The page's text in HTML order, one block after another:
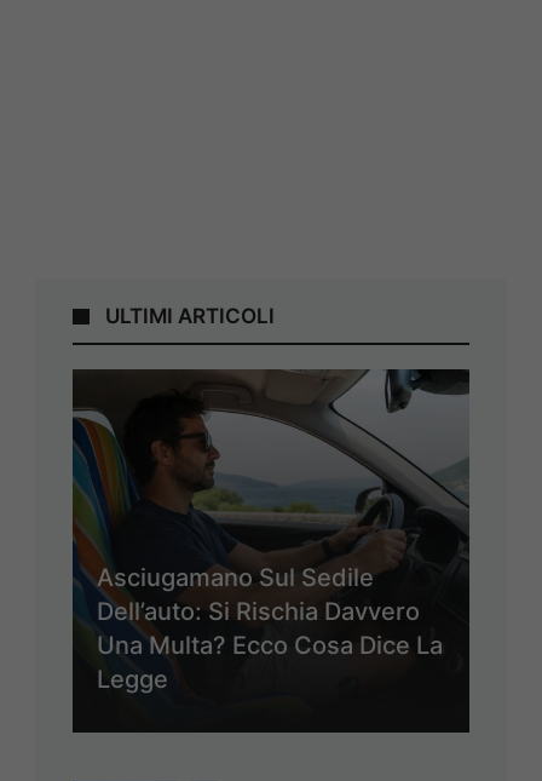
ULTIMI ARTICOLI
Asciugamano Sul Sedile
Dell’auto: Si Rischia Davvero
Una Multa? Ecco Cosa Dice La
Legge